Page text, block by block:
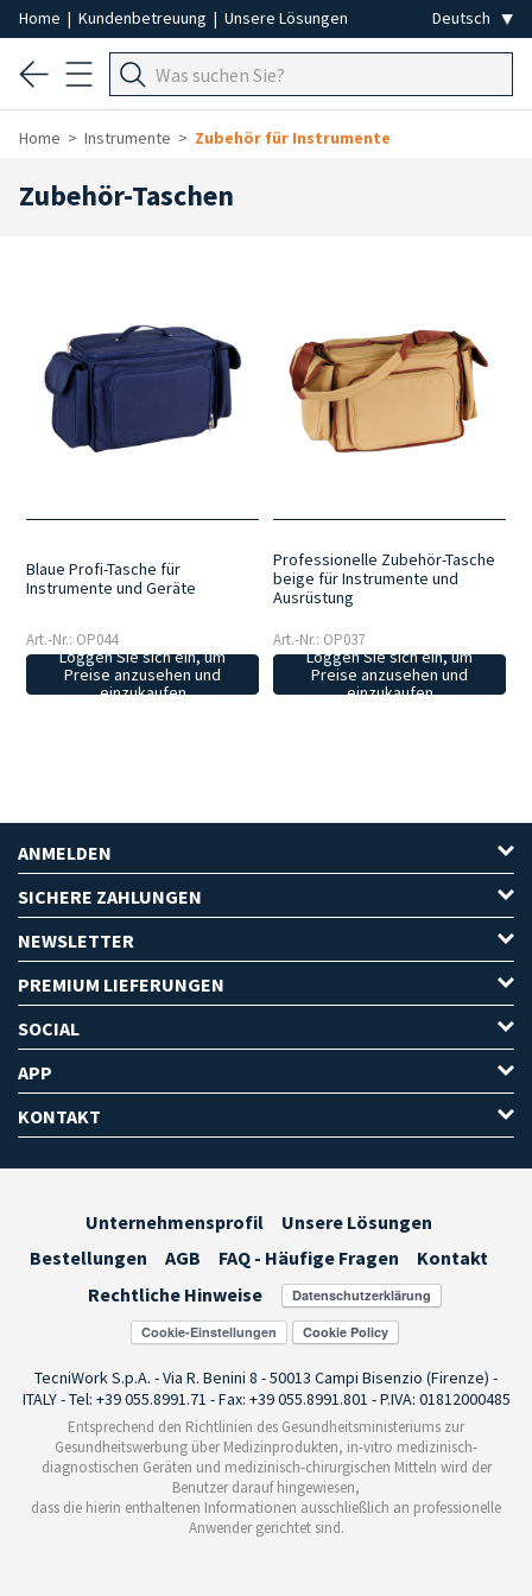
Home | Kundenbetreuung | Unsere Lösungen
Home Instrumente Zubehör für Instrumente
Zubehör-Taschen
Blaue Profi-Tasche für
Instrumente und Geräte
Art.-Nr.: OP044
Loggen Sie sich ein, um
Preise anzusehen und
einzukaufen
Professionelle Zubehör-Tasche
beige für Instrumente und
Ausrüstung
Art.-Nr.: OP037
Loggen Sie sich ein, um
Preise anzusehen und
einzukaufen
ANMELDEN
SICHERE ZAHLUNGEN
NEWSLETTER
PREMIUM LIEFERUNGEN
SOCIAL
APP
KONTAKT
Unternehmensprofil
Unsere Lösungen
Bestellungen
AGB FAQ - Häufige Fragen
Kontakt
Rechtliche Hinweise
Cookie-Einstellungen
TecniWork S.p.A. - Via R. Benini 8 - 50013 Campi Bisenzio (Firenze) -
ITALY - Tel: +39 055.8991.71 - Fax: +39 055.8991.801 - P.IVA: 01812000485
Entsprechend den Richtlinien des Gesundheitsministeriums zur
Gesundheitswerbung über Medizinprodukten, in-vitro medizinisch-
diagnostischen Geräten und medizinisch-chirurgischen Mitteln wird der
Benutzer darauf hingewiesen,
dass die hierin enthaltenen Informationen ausschließlich an professionelle
Anwender gerichtet sind.